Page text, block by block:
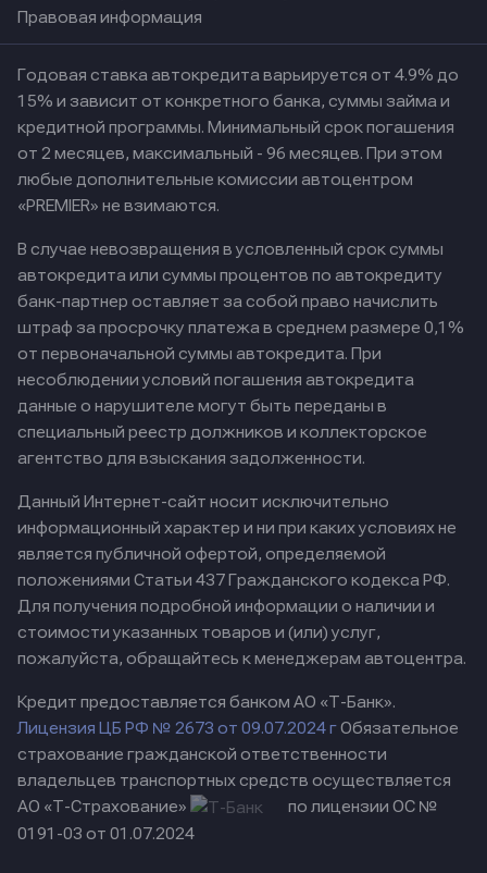
Правовая информация
Годовая ставка автокредита варьируется от 4.9% до
15% и зависит от конкретного банка, суммы займа и
кредитной программы. Минимальный срок погашения
от 2 месяцев, максимальный - 96 месяцев. При этом
любые дополнительные комиссии автоцентром
«PREMIER» не взимаются.
В случае невозвращения в условленный срок суммы
автокредита или суммы процентов по автокредиту
банк-партнер оставляет за собой право начислить
штраф за просрочку платежа в среднем размере 0,1%
от первоначальной суммы автокредита. При
несоблюдении условий погашения автокредита
данные о нарушителе могут быть переданы в
специальный реестр должников и коллекторское
агентство для взыскания задолженности.
Данный Интернет-сайт носит исключительно
информационный характер и ни при каких условиях не
является публичной офертой, определяемой
положениями Статьи 437 Гражданского кодекса РФ.
Для получения подробной информации о наличии и
стоимости указанных товаров и (или) услуг,
пожалуйста, обращайтесь к менеджерам автоцентра.
Кредит предоставляется банком АО «Т-Банк».
Лицензия ЦБ РФ № 2673 от 09.07.2024 гОбязательное
страхование гражданской ответственности
владельцев транспортных средств осуществляется
АО «Т-Страхование»
по лицензии ОС №
0191-03 от 01.07.2024